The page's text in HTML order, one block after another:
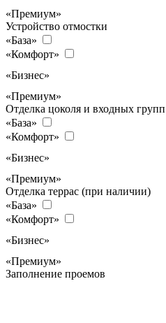
«Премиум»
Устройство отмостки
«База»
«Комфорт»
«Бизнес»
«Премиум»
Отделка цоколя и входных групп
«База»
«Комфорт»
«Бизнес»
«Премиум»
Отделка террас (при наличии)
«База»
«Комфорт»
«Бизнес»
«Премиум»
Заполнение проемов